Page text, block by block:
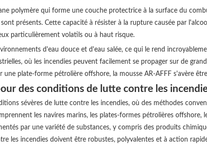
polymère qui forme une couche protectrice à la surface du
présents. Cette capacité à résister à la rupture causée par
particulièrement volatils ou à haut risque.
d'eau douce et d'eau salée, ce qui le rend
où les incendies peuvent facilement se propager sur de
plate-forme pétrolière offshore, la mousse AR-AFFF s'avère
des conditions de lutte contre les
sévères de lutte contre les incendies, où des méthodes
les navires marins, les plates-formes pétrolières offshore,
par une variété de substances, y compris des produits
les incendies doivent être robustes, polyvalentes et à action